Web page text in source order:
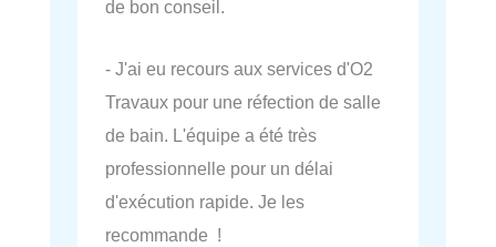
de bon conseil.
- J'ai eu recours aux services d'O2
Travaux pour une réfection de salle
de bain. L'équipe a été très
professionnelle pour un délai
d'exécution rapide. Je les
recommande !